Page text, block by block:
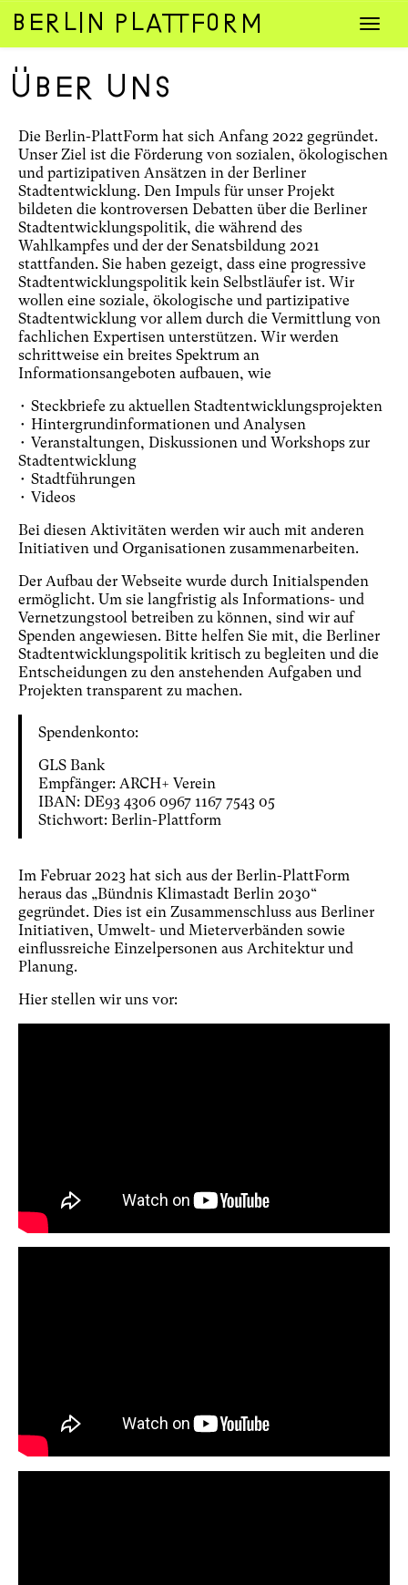
Zum
Inhalt
springen
Über Uns
Die Berlin-PlattForm hat sich Anfang 2022 gegründet.
Unser Ziel ist die Förderung von sozialen, ökologischen
und partizipativen Ansätzen in der Berliner
Stadtentwicklung. Den Impuls für unser Projekt
bildeten die kontroversen Debatten über die Berliner
Stadtentwicklungspolitik, die während des
Wahlkampfes und der der Senatsbildung 2021
stattfanden. Sie haben gezeigt, dass eine progressive
Stadtentwicklungspolitik kein Selbstläufer ist. Wir
wollen eine soziale, ökologische und partizipative
Stadtentwicklung vor allem durch die Vermittlung von
fachlichen Expertisen unterstützen. Wir werden
schrittweise ein breites Spektrum an
Informationsangeboten aufbauen, wie
• Steckbriefe zu aktuellen Stadtentwicklungsprojekten
• Hintergrundinformationen und Analysen
• Veranstaltungen, Diskussionen und Workshops zur
Stadtentwicklung
• Stadtführungen
• Videos
Bei diesen Aktivitäten werden wir auch mit anderen
Initiativen und Organisationen zusammenarbeiten.
Der Aufbau der Webseite wurde durch Initialspenden
ermöglicht. Um sie langfristig als Informations- und
Vernetzungstool betreiben zu können, sind wir auf
Spenden angewiesen. Bitte helfen Sie mit, die Berliner
Stadtentwicklungspolitik kritisch zu begleiten und die
Entscheidungen zu den anstehenden Aufgaben und
Projekten transparent zu machen.
Spendenkonto:
GLS Bank
Empfänger: ARCH+ Verein
IBAN: DE93 4306 0967 1167 7543 05
Stichwort: Berlin-Plattform
Im Februar 2023 hat sich aus der Berlin-PlattForm
heraus das „Bündnis Klimastadt Berlin 2030“
gegründet. Dies ist ein Zusammenschluss aus Berliner
Initiativen, Umwelt- und Mieterverbänden sowie
einflussreiche Einzelpersonen aus Architektur und
Planung.
Hier stellen wir uns vor: